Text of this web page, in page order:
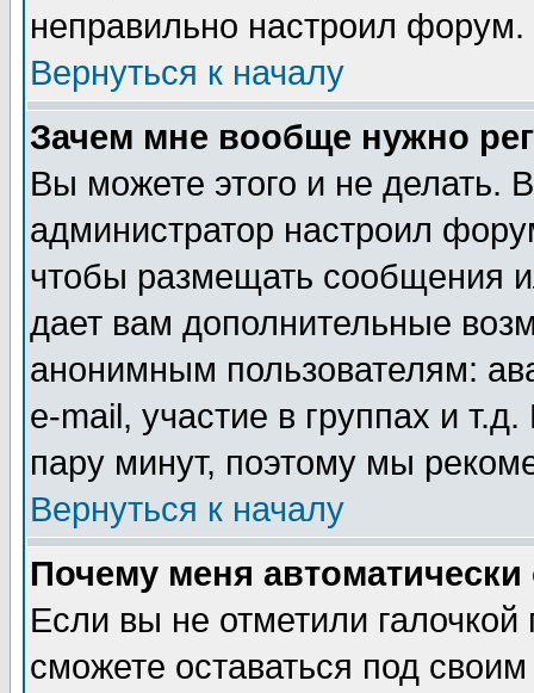
неправильно настроил форум.
Вернуться к началу
Зачем мне вообще нужно
Вы можете этого и не делать.
администратор настроил
чтобы размещать сообщения
дает вам дополнительные
анонимным пользователям:
e-mail, участие в группах и
пару минут, поэтому мы
Вернуться к началу
Почему меня автоматически
Если вы не отметили галочкой
сможете оставаться под